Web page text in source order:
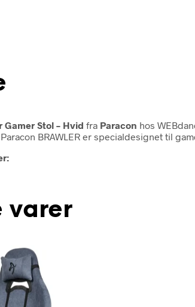
Gamer Stol – Hvid fra Paracon hos
BRAWLER er specialdesignet til
varer